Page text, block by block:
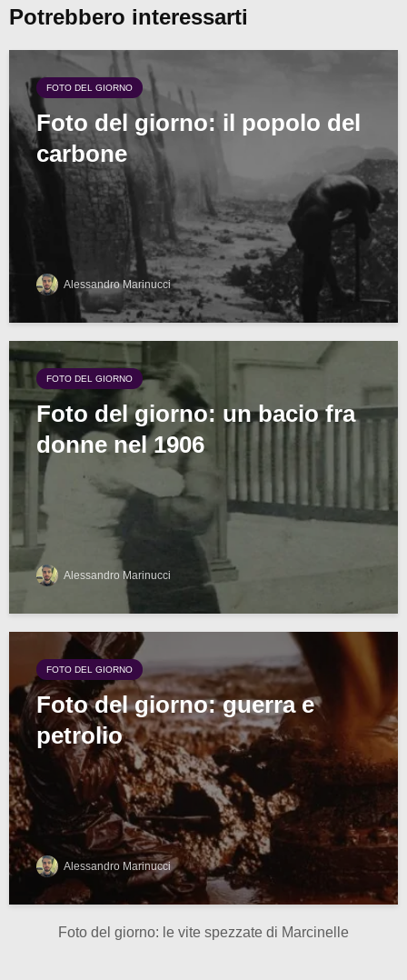
Potrebbero interessarti
FOTO DEL GIORNO
Foto del giorno: il popolo del
carbone
Alessandro Marinucci
FOTO DEL GIORNO
Foto del giorno: un bacio fra
donne nel 1906
Alessandro Marinucci
FOTO DEL GIORNO
Foto del giorno: guerra e
petrolio
Alessandro Marinucci
Foto del giorno: le vite spezzate di Marcinelle